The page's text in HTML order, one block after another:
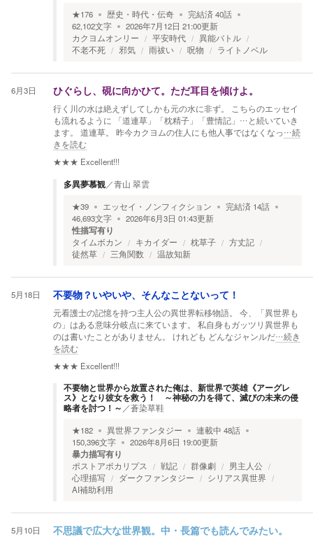
★176 歴史・時代・伝奇 完結済40話
62,102文字 2026年7月12日 21:00更新
カクヨムオンリー
平安時代
異能バトル
不老不死
邪気 雨祓い 呪物 ライトノベル
6月3日 ひぐらし、硯に向かひて。ただ耳目を傾けよ。
行く川の水は絶えずしてしかも元の水に非ず。 こちらのエッセイ
も流れるように 「道連草」「枕精子」「豊情記」…と続いていき
ます。 道連草。 昨今カクヨムの住人にも他人事ではなくなっ…続
きを読む
★★★ Excellent!!!
多異夢慕観／青山 翠雲
★39 エッセイ・ノンフィクション 完結済 14話
46,693文字 2026年6月3日 01:43更新
性描写有り
タイムボカン キカイダー 枕草子
方丈記
徒然草
三角関数 温故知新
5月18日 不要物？いやいや、そんなことないって！
元看護士の記憶を持つ主人公の異世界転移物語。 今、「異世界も
の」はある意味分岐点に来ています。 私自身もガッツリ異世界も
のは書いたことがありません。 けれども どんなジャンルだ…続き
を読む
★★★ Excellent!!!
不要物と世界から放置された俺は、新世界で英雄《アーグレ
ス》となり彼女を救う！ ～神秘の力を得て、滅びの未来の侵
略者を討つ！～ ／蒼染草鞋
★182 異世界ファンタジー 連載中 48話
150,396文字 2026年8月6日 19:00更新
暴力描写有り
ポストアポカリプス 戦記 群像劇
男主人公
心理描写
ダークファンタジー
シリアス異世界
AI補助利用
5月10日 不思議で広大な世界観。中・長篇でも読んでみたい。